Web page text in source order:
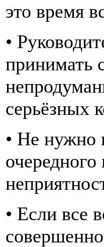
это время
•
принимать
серьёзных
• Не нужно
• Если все